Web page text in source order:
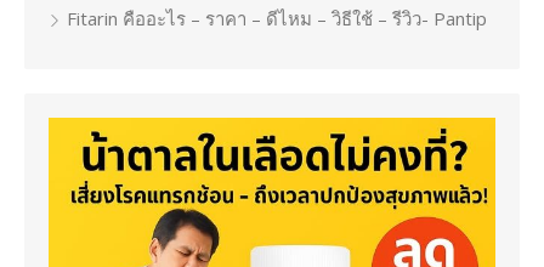
Fitarin คืออะไร – ราคา – ดีไหม – วิธีใช้ – รีวิว- Pantip